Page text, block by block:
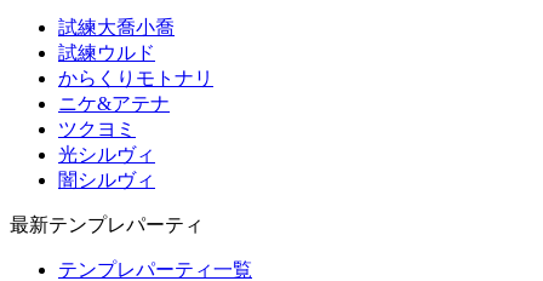
試練大喬小喬
試練ウルド
からくりモトナリ
ニケ&アテナ
ツクヨミ
光シルヴィ
闇シルヴィ
最新テンプレパーティ
テンプレパーティ一覧